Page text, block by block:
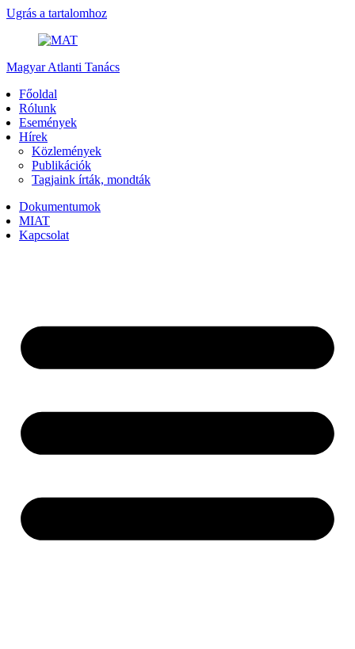
Ugrás a tartalomhoz
Magyar Atlanti Tanács
Főoldal
Rólunk
Események
Hírek
Közlemények
Publikációk
Tagjaink írták, mondták
Dokumentumok
MIAT
Kapcsolat